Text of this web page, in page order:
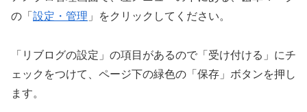
の「 設定・管理 」をクリックしてください。
「リブログの設定」の項目があるので「受け付ける」にチ
ェックをつけて、ページ下の緑色の「保存」ボタンを押し
ます。